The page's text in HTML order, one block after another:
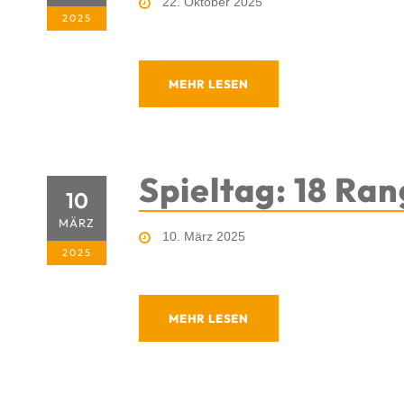
2025
MEHR LESEN
10
MÄRZ
2025
Spieltag: 18
10. März 2025
MEHR LESEN